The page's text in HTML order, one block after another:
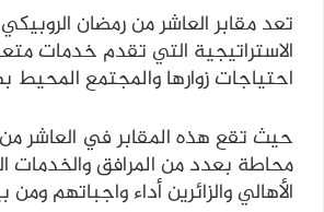
تعد مقابر العاشر من رمضان
الاستراتيجية التي تقدم خدمات
احتياجات زوارها والمجتمع المحيط
حيث تقع هذه المقابر في العاشر
محاطة بعدد من المرافق
الأهالي والزائرين أداء واجباتهم ومن